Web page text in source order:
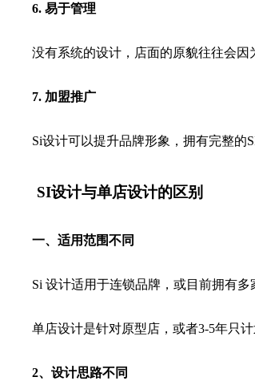
6. 易于管理
没有系统的设计，店面的原貌往往会因为
7. 加盟推广
Si设计可以提升品牌形象，拥有完整的SI
SI设计与单店设计的区别
一、适用范围不同
Si 设计适用于连锁品牌，或目前拥有多
单店设计是针对原型店，或者3-5年只计
2、设计思路不同